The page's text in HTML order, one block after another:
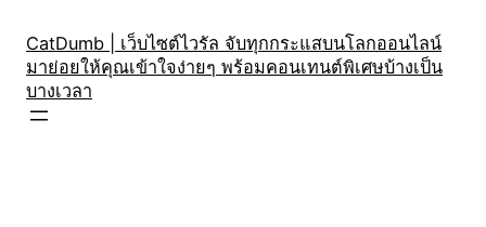
content
CatDumb | เว็บไซต์ไวรัล จับทุกกระแสบนโลกออนไลน์
มาย่อยให้คุณเข้าใจง่ายๆ พร้อมคอนเทนต์พิเศษบ้างเป็น
บางเวลา